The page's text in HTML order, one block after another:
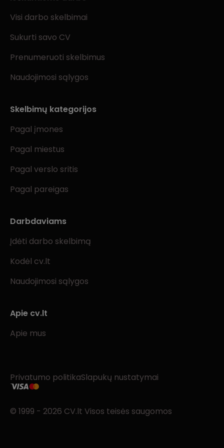
Visi darbo skelbimai
Sukurti savo CV
Prenumeruoti skelbimus
Naudojimosi sąlygos
Skelbimų kategorijos
Pagal įmones
Pagal miestus
Pagal verslo sritis
Pagal pareigas
Darbdaviams
Įdėti darbo skelbimą
Kodėl cv.lt
Naudojimosi sąlygos
Apie cv.lt
Apie mus
Privatumo politikaSlapukų nustatymai
© 1999 - 2026 CV.lt Visos teisės saugomos